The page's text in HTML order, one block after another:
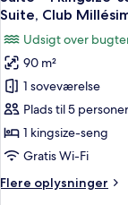
kingsize-
(Burj
Khalifa
View)
alle
billeder
af
Suite
-
1
kingsize-
seng
adgang
Suite, Club
Udsigt over
90 m²
1 soveværelse
Plads til 5 personer
1 kingsize-seng
Gratis Wi-Fi
Flere oplysninger
Flere